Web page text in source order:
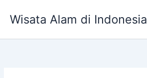
Wisata Alam di Indonesia